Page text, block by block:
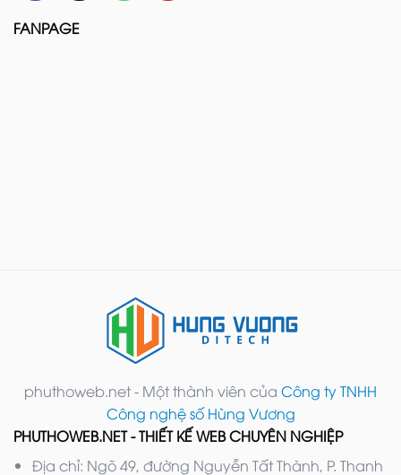
FANPAGE
phuthoweb.net - Một thành viên của Công ty TNHH
Công nghệ số Hùng Vương
PHUTHOWEB.NET - THIẾT KẾ WEB CHUYÊN NGHIỆP
Địa chỉ: Ngõ 49, đường Nguyễn Tất Thành, P. Thanh